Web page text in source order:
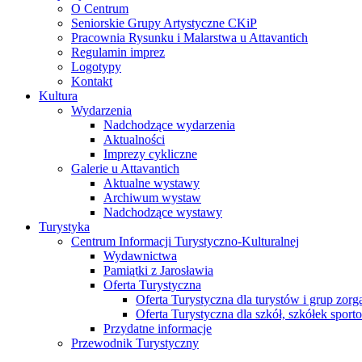
O Centrum
Seniorskie Grupy Artystyczne CKiP
Pracownia Rysunku i Malarstwa u Attavantich
Regulamin imprez
Logotypy
Kontakt
Kultura
Wydarzenia
Nadchodzące wydarzenia
Aktualności
Imprezy cykliczne
Galerie u Attavantich
Aktualne wystawy
Archiwum wystaw
Nadchodzące wystawy
Turystyka
Centrum Informacji Turystyczno-Kulturalnej
Wydawnictwa
Pamiątki z Jarosławia
Oferta Turystyczna
Oferta Turystyczna dla turystów i grup
Oferta Turystyczna dla szkół, szkółek
Przydatne informacje
Przewodnik Turystyczny